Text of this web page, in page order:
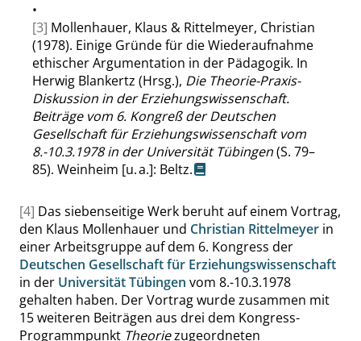
•
[3] Mollenhauer, Klaus & Rittelmeyer, Christian
(1978). Einige Gründe für die Wiederaufnahme
ethischer Argumentation in der Pädagogik. In
Herwig Blankertz (Hrsg.), Die Theorie-Praxis-
Diskussion in der Erziehungswissenschaft.
Beiträge vom 6. Kongreß der Deutschen
Gesellschaft für Erziehungswissenschaft vom
8.-10.3.1978 in der Universität Tübingen(S. 79–
85). Weinheim [u. a.]: Beltz.
[4] Das siebenseitige Werk beruht auf einem Vortrag,
den Klaus Mollenhauer und Christian Rittelmeyer in
einer Arbeitsgruppe auf dem 6. Kongress der
Deutschen Gesellschaft für Erziehungswissenschaft
in der Universität Tübingen vom 8.-10.3.1978
gehalten haben. Der Vortrag wurde zusammen mit
15 weiteren Beiträgen aus drei dem Kongress-
Programmpunkt Theoriezugeordneten